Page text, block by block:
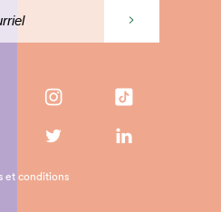
et conditions